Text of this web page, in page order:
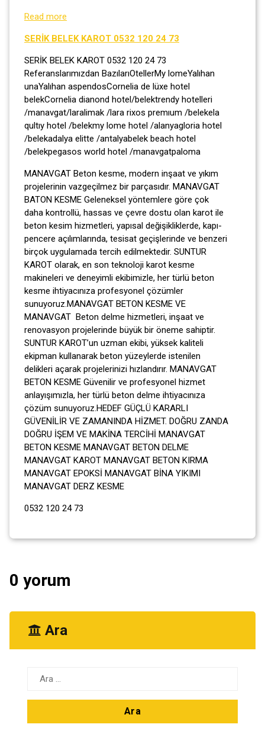
Read more
SERİK BELEK KAROT 0532 120 24 73
SERİK BELEK KAROT 0532 120 24 73
Referanslarımızdan BazılarıOtellerMy lomeYalıhan
unaYalıhan aspendosCornelia de lüxe hotel
belekCornelia dianond hotel/belektrendy hotelleri
/manavgat/laralimak /lara rixos premıum /belekela
qultıy hotel /belekmy lome hotel /alanyagloria hotel
/belekadalya elitte /antalyabelek beach hotel
/belekpegasos world hotel /manavgatpaloma
MANAVGAT Beton kesme, modern inşaat ve yıkım
projelerinin vazgeçilmez bir parçasıdır. MANAVGAT
BATON KESME Geleneksel yöntemlere göre çok
daha kontrollü, hassas ve çevre dostu olan karot ile
beton kesim hizmetleri, yapısal değişikliklerde, kapı-
pencere açılımlarında, tesisat geçişlerinde ve benzeri
birçok uygulamada tercih edilmektedir. SUNTUR
KAROT olarak, en son teknoloji karot kesme
makineleri ve deneyimli ekibimizle, her türlü beton
kesme ihtiyacınıza profesyonel çözümler
sunuyoruz.MANAVGAT BETON KESME VE
MANAVGAT Beton delme hizmetleri, inşaat ve
renovasyon projelerinde büyük bir öneme sahiptir.
SUNTUR KAROT’un uzman ekibi, yüksek kaliteli
ekipman kullanarak beton yüzeylerde istenilen
delikleri açarak projelerinizi hızlandırır. MANAVGAT
BETON KESME Güvenilir ve profesyonel hizmet
anlayışımızla, her türlü beton delme ihtiyacınıza
çözüm sunuyoruz.HEDEF GÜÇLÜ KARARLI
GÜVENİLİR VE ZAMANINDA HİZMET. DOĞRU ZANDA
DOĞRU İŞEM VE MAKİNA TERCİHİ MANAVGAT
BETON KESME MANAVGAT BETON DELME
MANAVGAT KAROT MANAVGAT BETON KIRMA
MANAVGAT EPOKSİ MANAVGAT BİNA YIKIMI
MANAVGAT DERZ KESME
0532 120 24 73
0 yorum
Ara
Arama: